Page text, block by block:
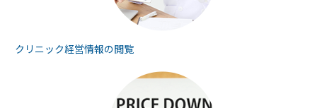
クリニック経営情報の閲覧